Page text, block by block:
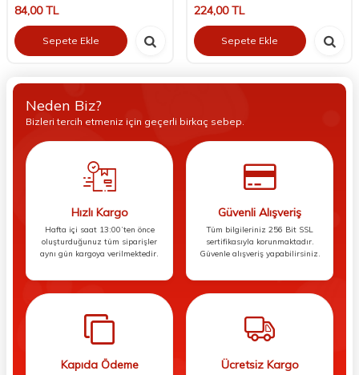
84,00TL
Sepete Ekle
224,00TL
Sepete Ekle
Neden Biz?
Bizleri tercih etmeniz için geçerli birkaç sebep.
Hızlı Kargo
Hafta içi saat 13:00’ten önce
oluşturduğunuz tüm siparişler
aynı gün kargoya verilmektedir.
Güvenli Alışveriş
Tüm bilgileriniz 256 Bit SSL
sertifikasıyla korunmaktadır.
Güvenle alışveriş yapabilirsiniz.
Kapıda Ödeme Ücretsiz Kargo